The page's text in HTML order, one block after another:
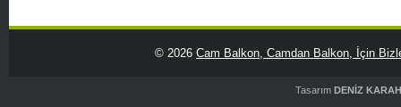
© 2026 Cam Balkon, Camdan Balkon, İçin
Tasarım DENİZ